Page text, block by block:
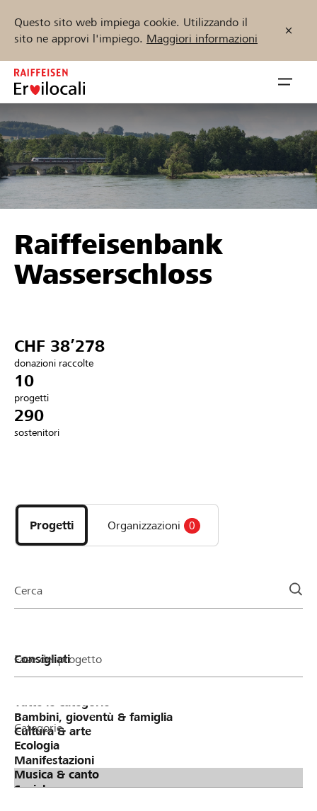
Questo sito web impiega cookie. Utilizzando il
sito ne approvi l'impiego. Maggiori informazioni
Zum
Inhalt
springen
öffnen
Sostenere
Aiuto & supporto
Collegarsi
Trova progetti e organizzazioni
Inizia ora
DE FR IT
Raiffeisenbank
Wasserschloss
CHF 38’278
donazioni raccolte
10
progetti
290
sostenitori
i
progetti
e
della
Progetti Organizzazioni 0
Cerca
Fase del progetto
Categorie